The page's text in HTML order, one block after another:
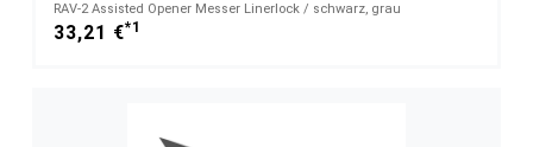
RAV-2 Assisted Opener Messer Linerlock / schwarz, grau
33,21 €*1